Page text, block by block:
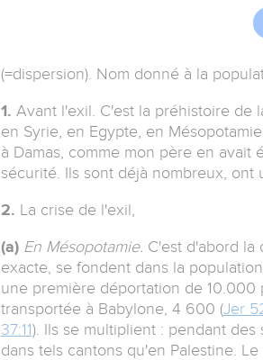
(=dispersion). Nom donné à la
1. Avant l'exil. C'est la préhistoire de
en Syrie, en Egypte, en
à Damas, comme mon père en avait
sécurité. Ils sont déjà nombreux, ont
2. La crise de l'exil,
(a) En Mésopotamie. C'est d'abord la
exacte, se fondent dans la
une première déportation de 10.000
transportée à Babylone, 4 600 (Jer
37:11). Ils se multiplient : pendant
dans tels cantons qu'en Palestine.